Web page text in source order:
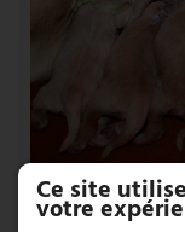
Ce site
votre